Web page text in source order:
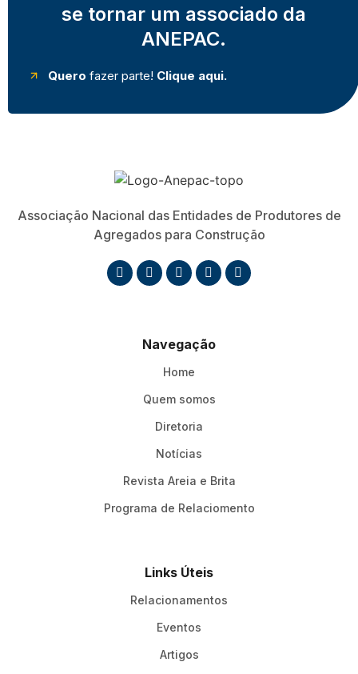
se tornar um associado da
ANEPAC.
Quero fazer parte! Clique aqui.
Associação Nacional das Entidades de Produtores de
Agregados para Construção
Navegação
Home
Quem somos
Diretoria
Notícias
Revista Areia e Brita
Programa de Relaciomento
Links Úteis
Relacionamentos
Eventos
Artigos